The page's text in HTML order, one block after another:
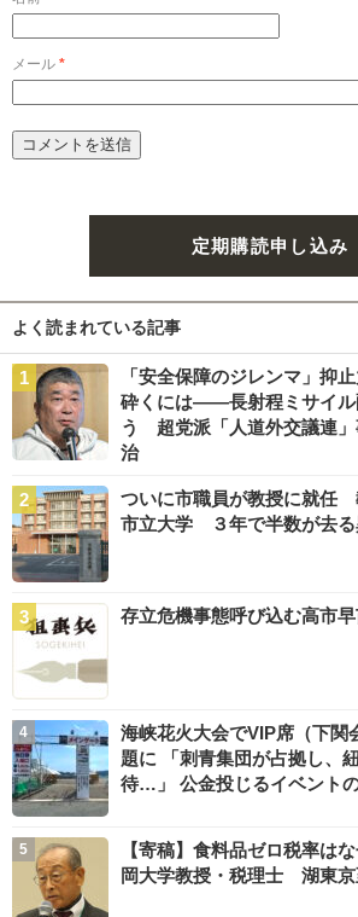
メール *
定期購読申し込み
よく読まれている記事
「安全保障のジレンマ」抑
砕くには――長射程ミサイル
う 超党派「人道外交議連
治
ついに市職員が教授に就任
市立大学 ３年で半数が去る
存立危機事態呼び込む高市
海峡花火大会でVIP席（下関
題に 「刺青集団が占拠し、
待…」 公金投じるイベント
【寄稿】食料品ゼロ税率は
岡大学教授・税理士 湖東